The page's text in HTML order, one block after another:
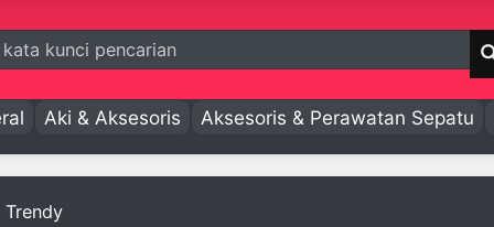
Aki & Aksesoris Aksesoris & Perawatan Sepatu
Trendy